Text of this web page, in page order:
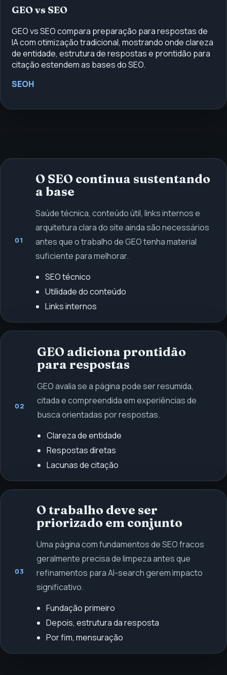
GEO vs SEO
GEO vs SEO compara preparação para respostas de
IA com otimização tradicional, mostrando onde clareza
de entidade, estrutura de respostas e prontidão para
citação estendem as bases do SEO.
SEOH
01
O SEO continua sustentando
a base
Saúde técnica, conteúdo útil, links internos e
arquitetura clara do site ainda são necessários
antes que o trabalho de GEO tenha material
suficiente para melhorar.
SEO técnico
Utilidade do conteúdo
Links internos
02
GEO adiciona prontidão
para respostas
GEO avalia se a página pode ser resumida,
citada e compreendida em experiências de
busca orientadas por respostas.
Clareza de entidade
Respostas diretas
Lacunas de citação
03
O trabalho deve ser
priorizado em conjunto
Uma página com fundamentos de SEO fracos
geralmente precisa de limpeza antes que
refinamentos para AI-search gerem impacto
significativo.
Fundação primeiro
Depois, estrutura da resposta
Por fim, mensuração